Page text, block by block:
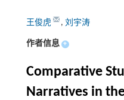
王俊虎 , 刘宇涛
作者信息 +
Comparative
Narratives in